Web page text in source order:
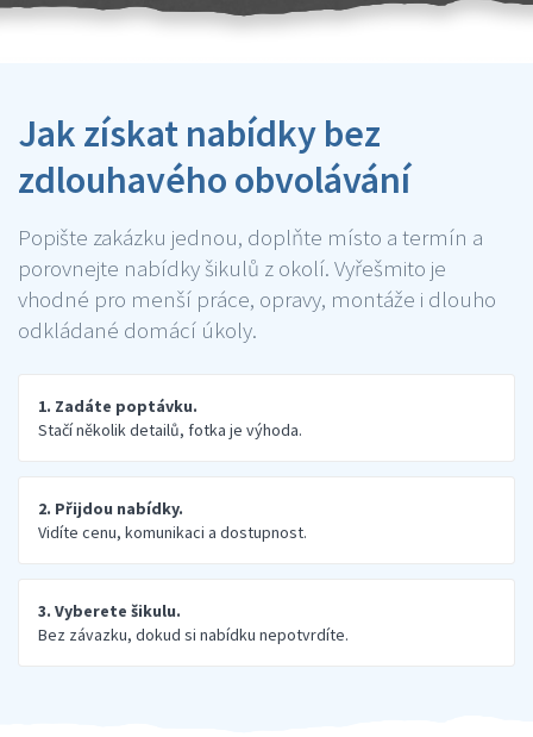
Jak získat nabídky bez
zdlouhavého obvolávání
Popište zakázku jednou, doplňte místo a termín a
porovnejte nabídky šikulů z okolí. Vyřešmito je
vhodné pro menší práce, opravy, montáže i dlouho
odkládané domácí úkoly.
1. Zadáte poptávku.
Stačí několik detailů, fotka je výhoda.
2. Přijdou nabídky.
Vidíte cenu, komunikaci a dostupnost.
3. Vyberete šikulu.
Bez závazku, dokud si nabídku nepotvrdíte.